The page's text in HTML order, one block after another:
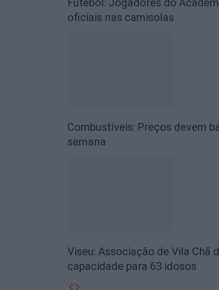
Futebol: Jogadores do
oficiais nas camisolas
Combustíveis: Preços devem
semana
Viseu: Associação de Vila Chã
capacidade para 63 idosos